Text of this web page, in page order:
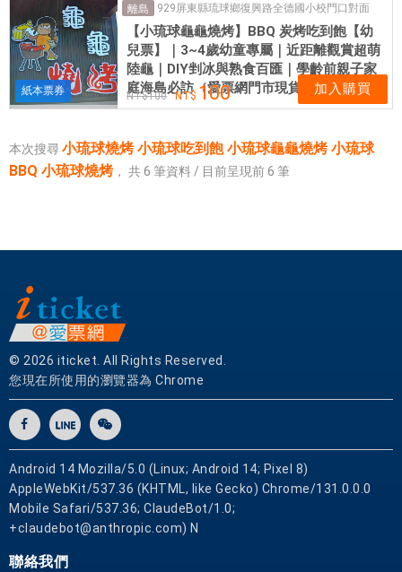
紙本票券
離島 929屏東縣琉球鄉復興路全德國小校門口對面
【小琉球龜龜燒烤】BBQ 炭烤吃到飽【幼
兒票】｜3~4歲幼童專屬｜近距離觀賞超萌
陸龜｜DIY剉冰與熟食百匯｜學齡前親子家
庭海島必訪（愛票網門市現貨供應）
100 100 加入購買
本次搜尋 小琉球燒烤 小琉球吃到飽 小琉球龜龜燒烤 小琉球
BBQ 小琉球燒烤， 共6 筆資料 / 目前呈現前6 筆
© 2026 iticket. All Rights Reserved.
您現在所使用的瀏覽器為 Chrome
Android 14 Mozilla/5.0 (Linux; Android 14; Pixel 8)
AppleWebKit/537.36 (KHTML, like Gecko) Chrome/131.0.0.0
Mobile Safari/537.36; ClaudeBot/1.0;
+claudebot@anthropic.com) N
聯絡我們